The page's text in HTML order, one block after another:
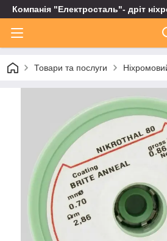
Компанія "Електросталь"- дріт
Товари та послуги